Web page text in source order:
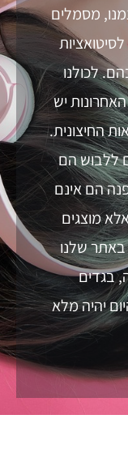
מסמלים
לכולנו
יש
החיצונית.
ללבוש הם
הם אינם
מוצגים
באתר שלנו
בגדים
יהיה מלא